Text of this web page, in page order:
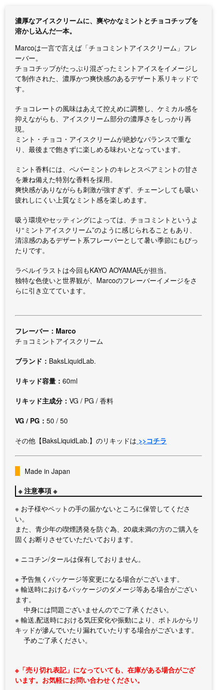
濃厚なアイスクリームに、爽やかなミントとチョコチップを
溶かし込んだ一本。
Marcoは一言で言えば「チョコミントアイスクリーム」フレ
ーバー。
チョコチップがたっぷり混ざったミントアイスをイメージし
て制作された、濃厚かつ爽快感のあるデザート系リキッドで
す。
チョコレートの風味はあえて控えめに調整し、ケミカル感を
抑えながらも、アイスクリーム部分の濃厚さをしっかり再
現。
ミント・チョコ・アイスクリームが絶妙なバランスで重な
り、最後まで飽きずに楽しめる味わいとなっています。
ミント香料には、ペパーミントのキレとスペアミントの甘さ
を兼ね備えた特別な香料を採用。
爽快感がありながらも刺激が強すぎず、チェーンしても吸い
疲れしにくい上質なミント感を楽しめます。
吸う環境やセッティングによっては、チョコミントというよ
り“ミントアイスクリーム”のように感じられることもあり、
清涼感のあるデザート系フレーバーとして暑い季節にもぴっ
たりです。
ラベルイラストは今回もKAYO AOYAMA氏が担当。
独特な色使いと世界観が、Marcoのフレーバーイメージをさ
らに引き立てています。
フレーバー：Marco
チョコミントアイスクリーム
ブランド： BaksLiquidLab.
リキッド容量：60ml
リキッド主成分：VG / PG / 香料
VG / PG：50 / 50
その他【BaksLiquidLab.】のリキッドは >>コチラ
Made in Japan
※ 注意事項 ※
※ お子様やペットの手の届かないところに保管してくださ
い。
また、青少年の喫煙誘発を防ぐ為、20歳未満の方のご購入を
固くお断りさせていただいております。
※ ニコチン/タールは保有しておりません。
※ 予告無くパッケージ等変更になる場合がございます。
※ 輸送時におけるパッケージのダメージ等ある場合がござい
ます。
中身には問題ございませんのでご了承ください。
※ 輸送,配送時における気圧変化や振動により、ボトルからリ
キッドが滲んでいたり漏れていたりする場合がございます。
予めご了承ください。
※「売り切れ表記」になっていても、在庫がある場合がござ
います。お気軽にお問い合わせください。